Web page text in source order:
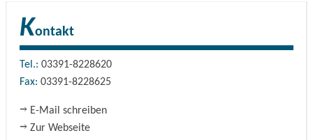
Kontakt
Tel.: 03391-8228620
Fax: 03391-8228625
E-Mail schreiben
Zur Webseite